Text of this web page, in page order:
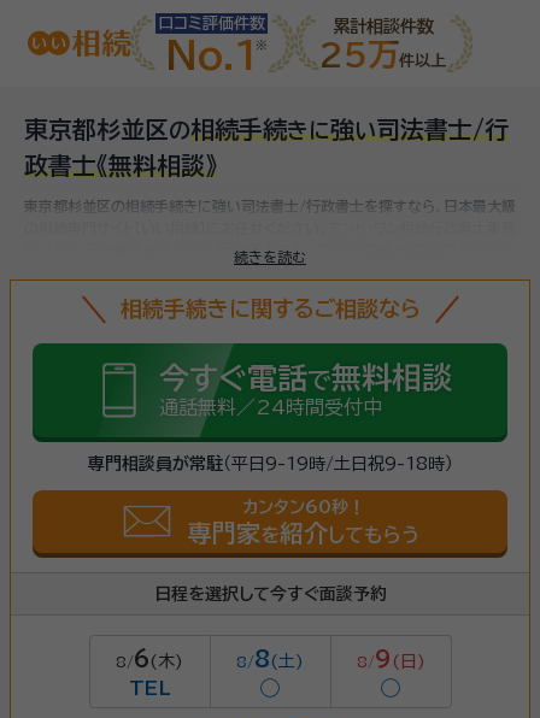
口コミ評価件数
No.1
累計相談件数
25万件以上
東京都杉並区の相続手続き に強い司法書士/行
政書士《無料相談》
続きを読む
東京都杉並区の相続手続きに強い司法書士/行政書士を探すなら、日本最大級
所、ソワレ司法書士法人・ソワレ行政書士法人、グレイス相続・終活総合サポート
相続手続きは、被相続人（故人）の財産を引き継ぐ
ために必要な手続きです。相続人・相続財産の確認、遺言書の確認、遺産分割
えていた場合）など多岐に渡るため、相続手続きに強い専門家に
相続手続きに関するご相談なら
今すぐ電話で無料相談
通話無料／24時間受付中
専門相談員が常駐（平日9-19時/土日祝9-18時）
カンタン60秒！
専門家を紹介 してもらう
日程を選択して今すぐ面談予約
8/6 (木)
TEL
8/8(土)
◯
8/9 (日)
◯